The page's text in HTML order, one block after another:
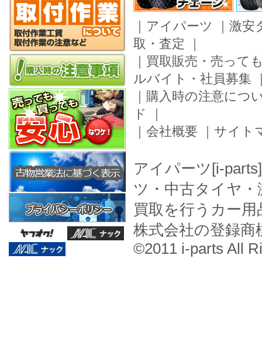
｜ アイパーツ ｜ 激安
取・査定 ｜
｜ 買取販売・売って
ルバイト・社員募集
｜ 購入時の注意につ
ド
｜
｜ 会社概要 ｜ サイト
アイパーツ[i-
ツ・中古タイヤ
買取を行うカー
株式会社の登録商
©2011 i-parts All